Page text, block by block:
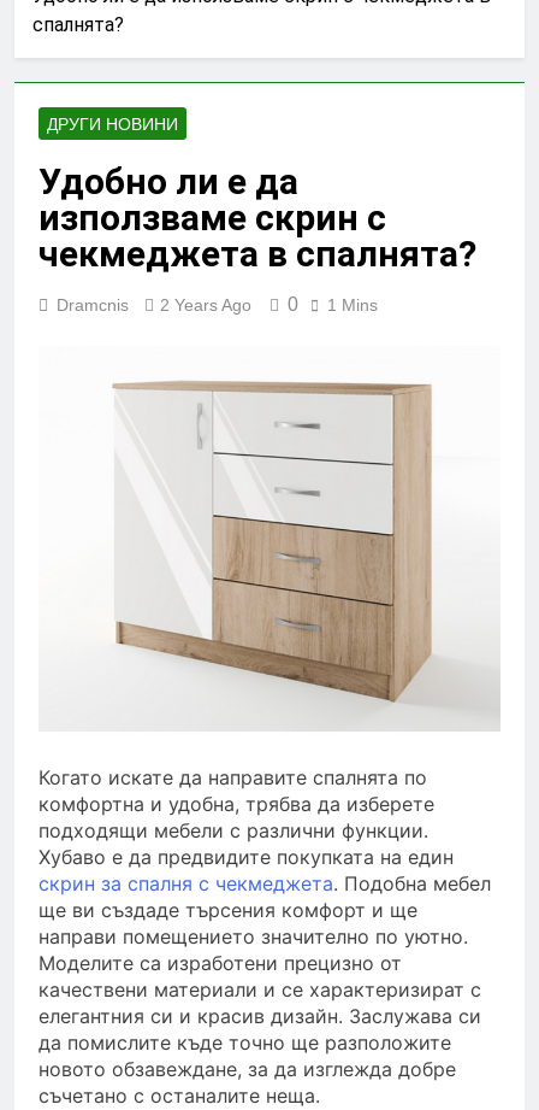
спалнята?
ДРУГИ НОВИНИ
Удобно ли е да
използваме скрин с
чекмеджета в спалнята?
Dramcnis 2 Years Ago 0 1 Mins
Когато искате да направите спалнята по
комфортна и удобна, трябва да изберете
подходящи мебели с различни функции.
Хубаво е да предвидите покупката на един
скрин за спалня с чекмеджета. Подобна мебел
ще ви създаде търсения комфорт и ще
направи помещението значително по уютно.
Моделите са изработени прецизно от
качествени материали и се характеризират с
елегантния си и красив дизайн. Заслужава си
да помислите къде точно ще разположите
новото обзавеждане, за да изглежда добре
съчетано с останалите неща.